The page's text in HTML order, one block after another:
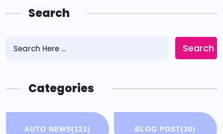
Search
Search
Categories
AUTO NEWS(121) BLOG POST(30)